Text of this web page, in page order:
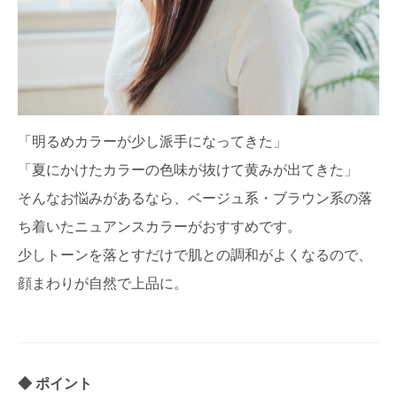
「明るめカラーが少し派手になってきた」
「夏にかけたカラーの色味が抜けて黄みが出てきた」
そんなお悩みがあるなら、ベージュ系・ブラウン系の落
ち着いたニュアンスカラーがおすすめです。
少しトーンを落とすだけで肌との調和がよくなるので、
顔まわりが自然で上品に。
ポイント